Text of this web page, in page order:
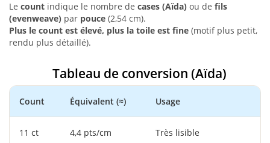
Le count indique le nombre de cases (Aïda) ou de fils
(evenweave) par pouce (2,54 cm).
Plus le count est élevé, plus la toile est fine (motif plus petit,
rendu plus détaillé).
Tableau de conversion (Aïda)
Count Équivalent (≈) Usage
11 ct 4,4 pts/cm Très lisible